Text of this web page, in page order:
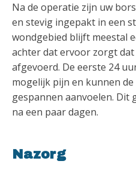
Na de operatie zijn uw
en stevig ingepakt in een
wondgebied blijft meestal
achter dat ervoor zorgt
afgevoerd. De eerste 24
mogelijk pijn en kunnen
gespannen aanvoelen. Dit
na een paar dagen.
Nazorg